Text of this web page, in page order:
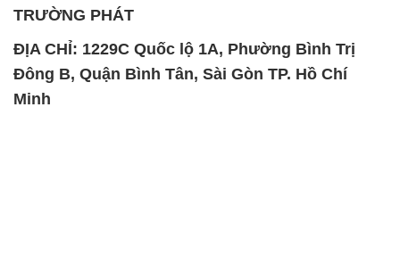
TRƯỜNG PHÁT
ĐỊA CHỈ: 1229C Quốc lộ 1A, Phường Bình Trị
Đông B, Quận Bình Tân, Sài Gòn TP. Hồ Chí
Minh